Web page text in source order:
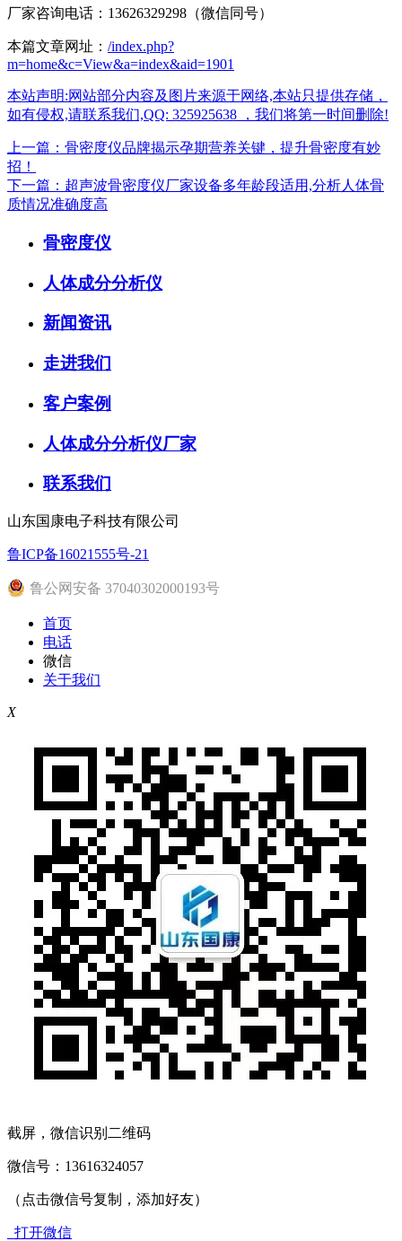
厂家咨询电话：13626329298（微信同号）
本篇文章网址： /index.php?
m=home&c=View&a=index&aid=1901
本站声明:网站部分内容及图片来源于网络,本站只提供存储，
如有侵权,请联系我们,QQ: 325925638 ，我们将第一时间删除!
上一篇：骨密度仪品牌揭示孕期营养关键，提升骨密度有妙
招！
下一篇：超声波骨密度仪厂家设备多年龄段适用,分析人体骨
质情况准确度高
骨密度仪
人体成分分析仪
新闻资讯
走进我们
客户案例
人体成分分析仪厂家
联系我们
山东国康电子科技有限公司
鲁ICP备16021555号-21
鲁公网安备 37040302000193号
首页
电话
微信
关于我们
X
截屏，微信识别二维码
微信号： 13616324057
（点击微信号复制，添加好友）
打开微信